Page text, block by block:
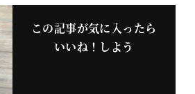
この記事が気に入ったら
いいね！しよう